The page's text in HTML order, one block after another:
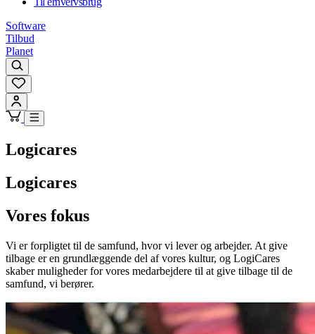
Software
Tilbud
Planet
Logicares
Logicares
Vores fokus
Vi er forpligtet til de samfund, hvor vi lever og arbejder. At give
tilbage er en grundlæggende del af vores kultur, og LogiCares
skaber muligheder for vores medarbejdere til at give tilbage til de
samfund, vi berører.